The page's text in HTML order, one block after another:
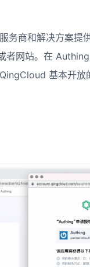
务商和解决方案提
者网站。在
基本开放